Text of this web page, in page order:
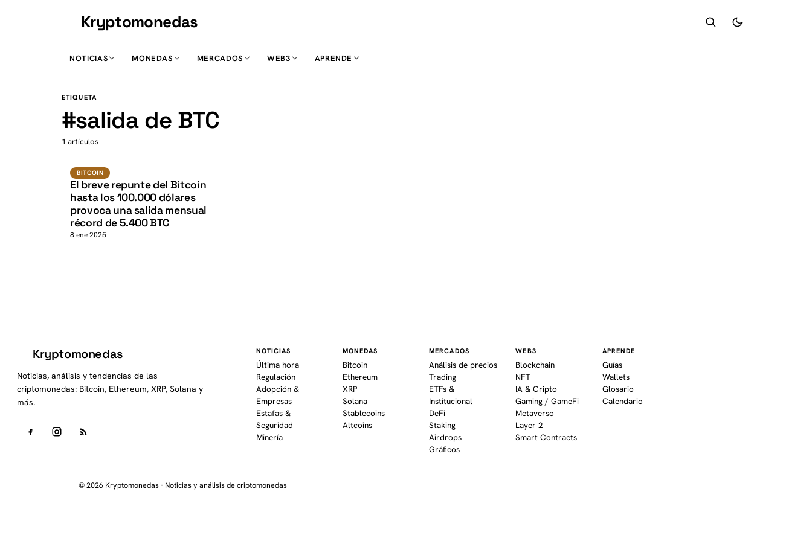
Kryptomonedas
NOTICIAS MONEDAS MERCADOS WEB3 APRENDE
ETIQUETA
#salida de BTC
1 artículos
BITCOIN K
BITCOIN
El breve repunte del Bitcoin
hasta los 100.000 dólares
provoca una salida mensual
récord de 5.400 BTC
8 ene 2025
Kryptomonedas
Noticias, análisis y tendencias de las
criptomonedas: Bitcoin, Ethereum, XRP, Solana y
más.
NOTICIAS
Última hora
Regulación
Adopción &
Empresas
Estafas &
Seguridad
Minería
MONEDAS
Bitcoin
Ethereum
XRP
Solana
Stablecoins
Altcoins
MERCADOS
Análisis de precios
Trading
ETFs &
Institucional
DeFi
Staking
Airdrops
Gráficos
WEB3
Blockchain
NFT
IA & Cripto
Gaming / GameFi
Metaverso
Layer 2
Smart Contracts
APRENDE
Guías
Wallets
Glosario
Calendario
© 2026 Kryptomonedas · Noticias y análisis de criptomonedas